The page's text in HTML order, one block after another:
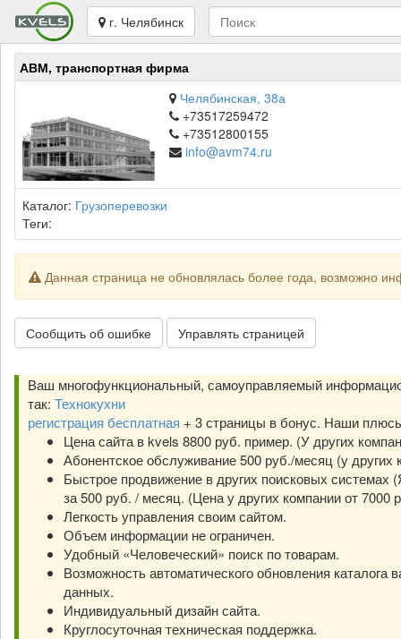
г. Челябинск
АВМ, транспортная фирма
Челябинская, 38а
+73517259472
+73512800155
info@avm74.ru
Каталог: Грузоперевозки
Теги:
Данная страница не обновлялась более года, возможно
Сообщить об ошибке Управлять страницей
Ваш многофункциональный, самоуправляемый
так: Технокухни
регистрация бесплатная + 3 страницы в бонус. Наши
Цена сайта в kvels 8800 руб. пример. (У других
Абонентское обслуживание 500 руб./месяц (у других
Быстрое продвижение в других поисковых системах
за 500 руб. / месяц. (Цена у других компании от 7000
Легкость управления своим сайтом.
Объем информации не ограничен.
Удобный «Человеческий» поиск по товарам.
Возможность автоматического обновления каталога
данных.
Индивидуальный дизайн сайта.
Круглосуточная техническая поддержка.